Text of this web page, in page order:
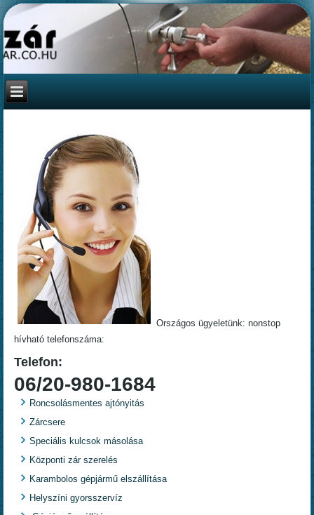
Országos ügyeletünk: nonstop
hívható telefonszáma:
Telefon:
06/20-980-1684
Roncsolásmentes ajtónyitás
Zárcsere
Speciális kulcsok másolása
Központi zár szerelés
Karambolos gépjármű elszállítása
Helyszíni gyorsszervíz